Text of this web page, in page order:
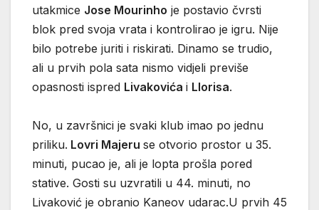
utakmice Jose Mourinho je postavio čvrsti
blok pred svoja vrata i kontrolirao je igru. Nije
bilo potrebe juriti i riskirati. Dinamo se trudio,
ali u prvih pola sata nismo vidjeli previše
opasnosti ispred Livakovića i Llorisa.
No, u završnici je svaki klub imao po jednu
priliku. Lovri Majeru se otvorio prostor u 35.
minuti, pucao je, ali je lopta prošla pored
stative. Gosti su uzvratili u 44. minuti, no
Livaković je obranio Kaneov udarac.U prvih 45